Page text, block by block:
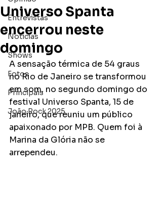
Entrevistas
Notícias
Shows
Fotos
Principais
João Rock 2025
Universo Spanta
encerrou neste
domingo
A sensação térmica de 54 graus
no Rio de Janeiro se transformou
em som, no segundo domingo do
festival Universo Spanta, 15 de
janeiro, que reuniu um público
apaixonado por MPB. Quem foi à
Marina da Glória não se
arrependeu.